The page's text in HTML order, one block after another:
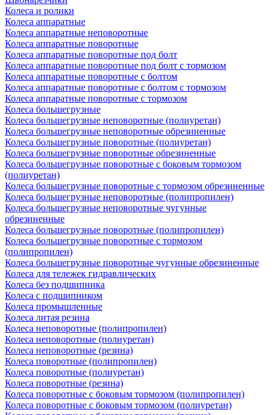
Колеса и ролики
Колеса аппаратные
Колеса аппаратные неповоротные
Колеса аппаратные поворотные
Колеса аппаратные поворотные под болт
Колеса аппаратные поворотные под болт с тормозом
Колеса аппаратные поворотные с болтом
Колеса аппаратные поворотные с болтом с тормозом
Колеса аппаратные поворотные с тормозом
Колеса большегрузные
Колеса большегрузные неповоротные (полиуретан)
Колеса большегрузные неповоротные обрезиненные
Колеса большегрузные поворотные (полиуретан)
Колеса большегрузные поворотные обрезиненные
Колеса большегрузные поворотные с боковым тормозом
(полиуретан)
Колеса большегрузные поворотные с тормозом обрезиненные
Колеса большегрузные неповоротные (полипропилен)
Колеса большегрузные неповоротные чугунные
обрезиненные
Колеса большегрузные поворотные (полипропилен)
Колеса большегрузные поворотные с тормозом
(полипропилен)
Колеса большегрузные поворотные чугунные обрезиненные
Колеса для тележек гидравлических
Колеса без подшипника
Колеса с подшипником
Колеса промышленные
Колеса литая резина
Колеса неповоротные (полипропилен)
Колеса неповоротные (полиуретан)
Колеса неповоротные (резина)
Колеса поворотные (полипропилен)
Колеса поворотные (полиуретан)
Колеса поворотные (резина)
Колеса поворотные c боковым тормозом (полипропилен)
Колеса поворотные c боковым тормозом (полиуретан)